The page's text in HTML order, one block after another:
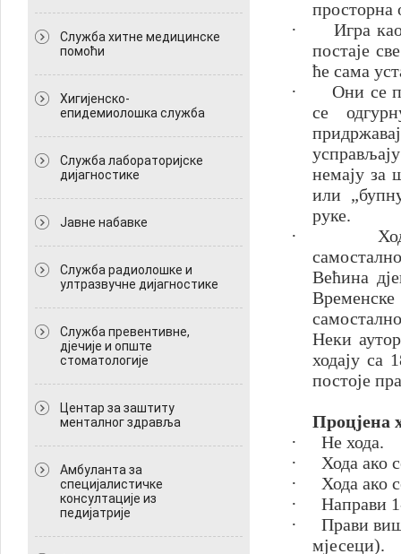
Служба хитне медицинске
помоћи
Хигијенско-
епидемиолошка служба
Служба лабораторијске
дијагностике
Јавне набавке
Служба радиолошке и
ултразвучне дијагностике
Служба превентивне,
дјечије и опште
стоматологије
Центар за заштиту
менталног здравља
Амбуланта за
специјалистичке
консултације из
педијатрије
просторна
·
Игра
постаје
ће сама
·
Они се
се
немају за
или
руке.
·
Већина
Неки
ходају са
постоје
Процјена
·
Не хода.
·
Хода ако
·
Хода ако
·
Направи
·
Прави
мјесеци).